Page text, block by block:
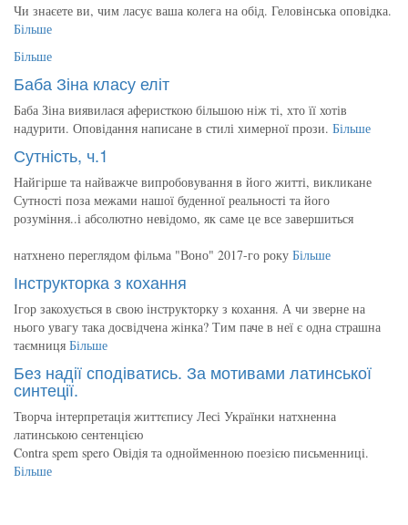
Чи знаєете ви, чим ласує ваша колега на обід. Геловінська оповідка.
Більше
Більше
Баба Зіна класу еліт
Баба Зіна виявилася аферисткою більшою ніж ті, хто її хотів
надурити. Оповідання написане в стилі химерної прози. Більше
Сутність, ч.1
Найгірше та найважче випробовування в його житті, викликане
Сутності поза межами нашої буденної реальності та його
розуміння..і абсолютно невідомо, як саме це все завершиться
натхнено переглядом фільма "Воно" 2017-го року Більше
Інструкторка з кохання
Ігор закохується в свою інструкторку з кохання. А чи зверне на
нього увагу така досвідчена жінка? Тим паче в неї є одна страшна
таємниця Більше
Без надії сподіватись. За мотивами латинської
синтеції.
Творча інтерпретація життєпису Лесі Українки натхненна
латинською сентенцією
Contra spem spero Овідія та однойменною поезією письменниці.
Більше